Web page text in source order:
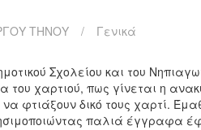
ΤΗΝΟΥ Γενικά
Σχολείου και του
του χαρτιού, πως γίνεται η
φτιάξουν δικό τους χαρτί.
παλιά έγγραφα